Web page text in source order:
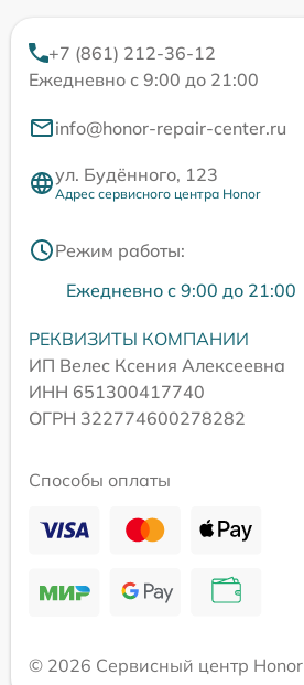
+7 (861) 212-36-12
Ежедневно с 9:00 до 21:00
info@honor-repair-center.ru
ул. Будённого, 123
Адрес сервисного центра Honor
Режим работы:
Ежедневно с 9:00 до 21:00
РЕКВИЗИТЫ КОМПАНИИ
ИП Велес Ксения Алексеевна
ИНН 651300417740
ОГРН 322774600278282
Способы оплаты
© 2026 Сервисный центр Honor